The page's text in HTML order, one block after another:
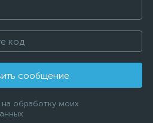
сообщение
обработку моих